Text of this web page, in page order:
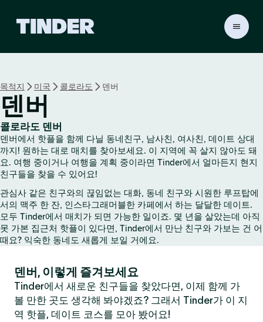
r
목적지 미국 콜로라도 덴버
덴버
콜로라도 덴버
덴버에서 핫플을 함께 다닐 동네친구, 남사친, 여사친, 데이트 상대
까지! 원하는 대로 매치를 찾아보세요. 이 지역에 꼭 살지 않아도 돼
요. 여행 중이거나 여행을 계획 중이라면 Tinder에서 얼마든지 현지
친구들을 찾을 수 있어요!
관심사 같은 친구와의 끊임없는 대화, 동네 친구와 시원한 루프탑에
서의 맥주 한 잔, 인스타그래머블한 카페에서 하는 달달한 데이트.
모두 Tinder에서 매치가 되면 가능한 일이죠. 몇 년을 살았는데 아직
못 가본 집근처 핫플이 있다면, Tinder에서 만난 친구와 가보는 건 어
때요? 익숙한 동네도 새롭게 보일 거에요.
덴버, 이렇게 즐겨보세요
Tinder에서 새로운 친구들을 찾았다면, 이제 함께 가
볼 만한 곳도 생각해 봐야겠죠? 그래서 Tinder가 이 지
역 핫플, 데이트 코스를 모아 봤어요!